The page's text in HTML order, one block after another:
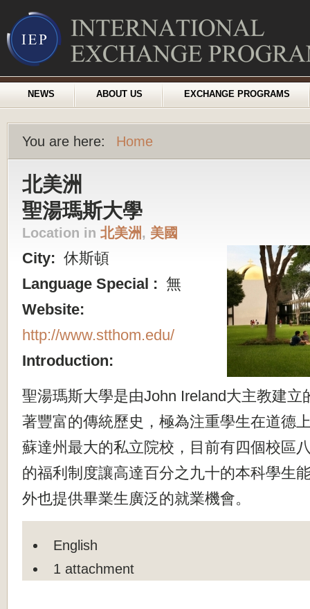
NEWS ABOUT US EXCHANGE PROGRAMS
You are here: Home
北美洲
聖湯瑪斯大學
Location in 北美洲, 美國
City: 休斯頓
Language Special : 無
Website:
http://www.stthom.edu/
Introduction:
聖湯瑪斯大學是由John Ireland大主教建立
著豐富的傳統歷史，極為注重學生在道德
蘇達州最大的私立院校，目前有四個校區
的福利制度讓高達百分之九十的本科學生
外也提供畢業生廣泛的就業機會。
English
1 attachment